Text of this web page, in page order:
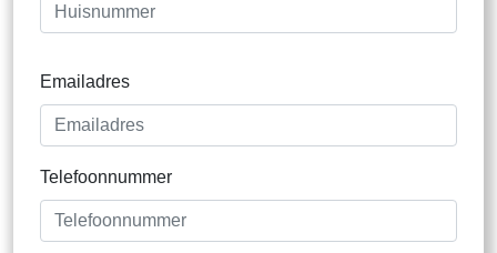
Emailadres
Telefoonnummer